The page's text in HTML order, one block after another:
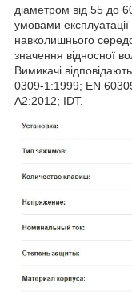
діаметром від 55 до
умовами
навколишнього
значення відносної
Вимикачі
0309-1:1999; EN
А2:2012; IDT.